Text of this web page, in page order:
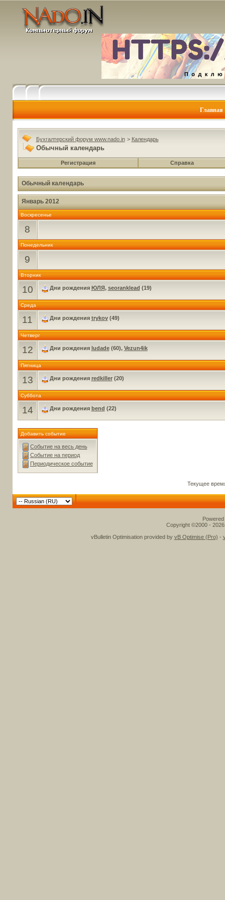
Главная
Бухгалтерский форум www.nado.in > Календарь
Обычный календарь
Регистрация Справка
Обычный календарь
Январь 2012
Воскресенье
8
Понедельник
9
Вторник
10 Дни рождения ЮЛЯ, seoranklead (19)
Среда
11 Дни рождения trykov(49)
Четверг
12 Дни рождения ludade(60), Vezun4ik
Пятница
13 Дни рождения redkiller(20)
Суббота
14 Дни рождения bend (22)
Добавить событие
Событие на весь день
Событие на период
Периодическое событие
Текущее
Copyright ©2000 -
vBulletin Optimisation provided by vB Optimise (Pro) -